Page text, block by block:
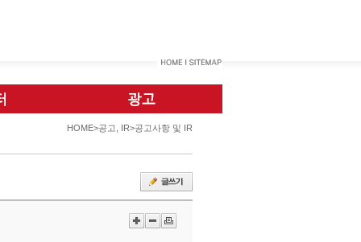
HOME>공고, IR>공고사항 및 IR